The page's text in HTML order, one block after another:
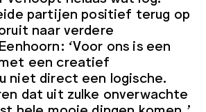
partijen positief terug op
naar verdere
‘Voor ons is een
een creatief
niet direct een logische.
dat uit zulke onverwachte